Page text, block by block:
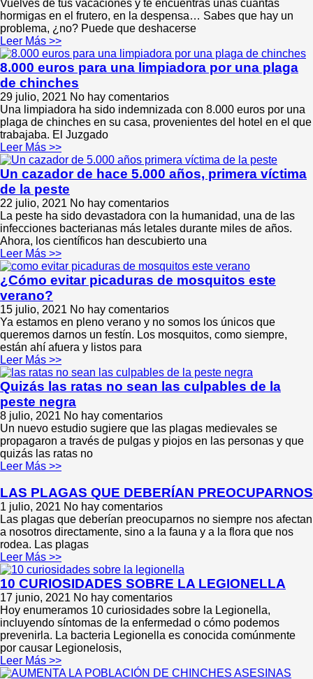
Vuelves de tus vacaciones y te encuentras unas cuantas
hormigas en el frutero, en la despensa… Sabes que hay un
problema, ¿no? Puede que deshacerse
Leer Más >>
8.000 euros para una limpiadora por una plaga
de chinches
29 julio, 2021 No hay comentarios
Una limpiadora ha sido indemnizada con 8.000 euros por una
plaga de chinches en su casa, provenientes del hotel en el que
trabajaba. El Juzgado
Leer Más >>
Un cazador de hace 5.000 años, primera víctima
de la peste
22 julio, 2021 No hay comentarios
La peste ha sido devastadora con la humanidad, una de las
infecciones bacterianas más letales durante miles de años.
Ahora, los científicos han descubierto una
Leer Más >>
¿Cómo evitar picaduras de mosquitos este
verano?
15 julio, 2021 No hay comentarios
Ya estamos en pleno verano y no somos los únicos que
queremos darnos un festín. Los mosquitos, como siempre,
están ahí afuera y listos para
Leer Más >>
Quizás las ratas no sean las culpables de la
peste negra
8 julio, 2021 No hay comentarios
Un nuevo estudio sugiere que las plagas medievales se
propagaron a través de pulgas y piojos en las personas y que
quizás las ratas no
Leer Más >>
LAS PLAGAS QUE DEBERÍAN PREOCUPARNOS
1 julio, 2021 No hay comentarios
Las plagas que deberían preocuparnos no siempre nos afectan
a nosotros directamente, sino a la fauna y a la flora que nos
rodea. Las plagas
Leer Más >>
10 CURIOSIDADES SOBRE LA LEGIONELLA
17 junio, 2021 No hay comentarios
Hoy enumeramos 10 curiosidades sobre la Legionella,
incluyendo síntomas de la enfermedad o cómo podemos
prevenirla. La bacteria Legionella es conocida comúnmente
por causar Legionelosis,
Leer Más >>